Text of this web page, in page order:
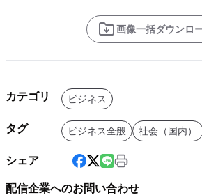
画像一括ダウンロ
カテゴリ ビジネス
タグ ビジネス全般 社会（国内）
シェア
配信企業へのお問い合わせ